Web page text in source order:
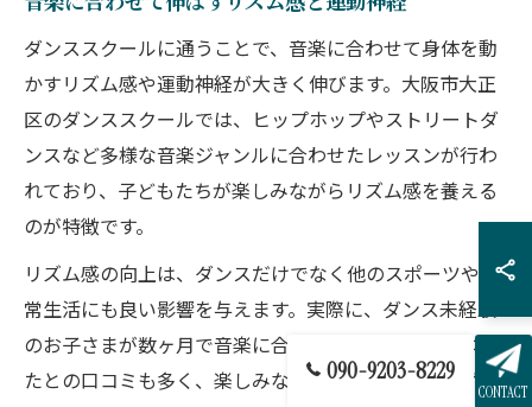
ダンススクールに通うことで、音楽に合わせて身体を動
かすリズム感や運動神経が大きく伸びます。大阪市大正
区のダンススクールでは、ヒップホップやストリートダ
ンスなど多様な音楽ジャンルに合わせたレッスンが行わ
れており、子どもたちが楽しみながらリズム感を養える
のが特徴です。
リズム感の向上は、ダンスだけでなく他のスポーツや日
常生活にも良い影響を与えます。実際に、ダンス未経験
のお子さまが数ヶ月で音楽に合わせて動けるようになっ
たとの口コミも多く、楽しみながら成長できる環境が魅
090-9203-8229
CONTACT